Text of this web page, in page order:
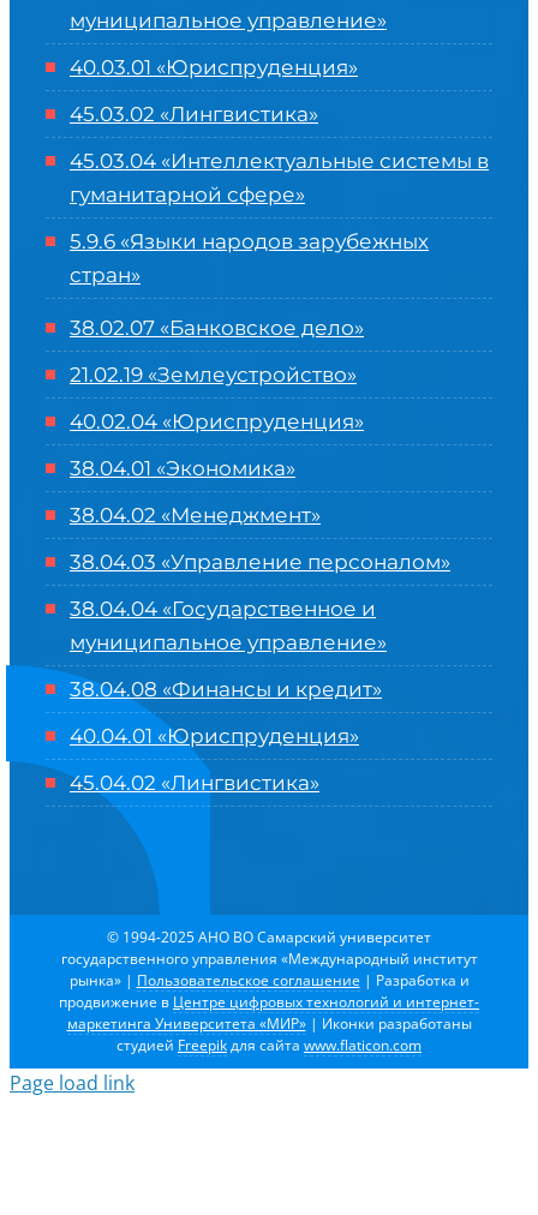
муниципальное управление»
40.03.01 «Юриспруденция»
45.03.02 «Лингвистика»
45.03.04 «Интеллектуальные системы в
гуманитарной сфере»
5.9.6 «Языки народов зарубежных
стран»
38.02.07 «Банковское дело»
21.02.19 «Землеустройство»
40.02.04 «Юриспруденция»
38.04.01 «Экономика»
38.04.02 «Менеджмент»
38.04.03 «Управление персоналом»
38.04.04 «Государственное и
муниципальное управление»
38.04.08 «Финансы и кредит»
40.04.01 «Юриспруденция»
45.04.02 «Лингвистика»
© 1994-2025 АНО ВО Самарский университет
государственного управления «Международный институт
рынка» | Пользовательское соглашение | Разработка и
продвижение в Центре цифровых технологий и интернет-
маркетинга Университета «МИР»| Иконки разработаны
студией Freepikдля сайта www.flaticon.com
Page load link